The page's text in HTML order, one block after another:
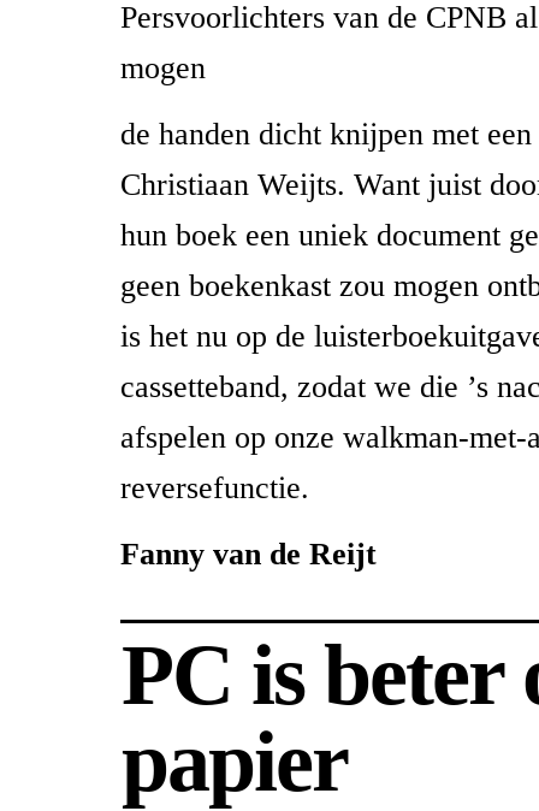
Persvoorlichters van de CPNB
mogen
de handen dicht knijpen met
Christiaan Weijts. Want juist
hun boek een uniek document
geen boekenkast zou mogen
is het nu op de
cassetteband, zodat we die ’s
afspelen op onze walkman-met-
reversefunctie.
Fanny van de Reijt
PC is beter
papier